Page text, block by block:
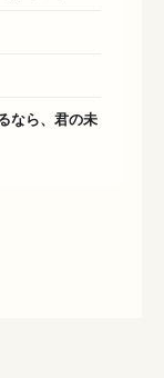
なら、君の未